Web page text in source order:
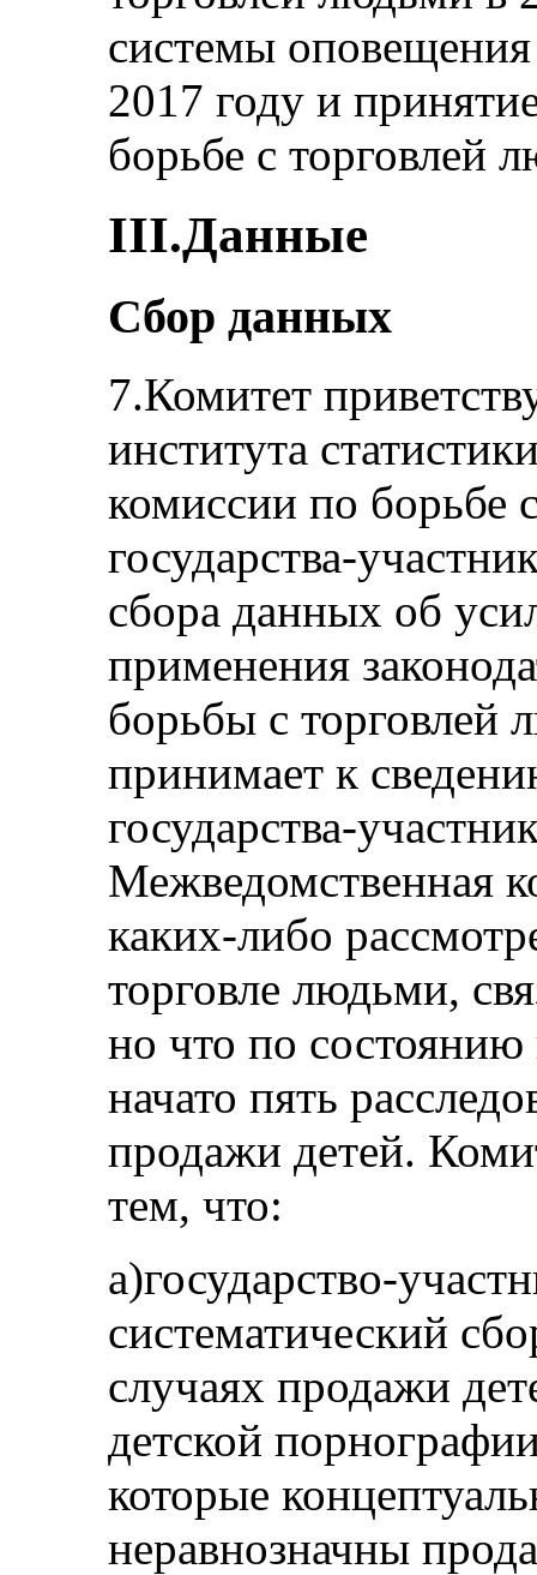
системы
2017 году и
борьбе с торговлей
III.Данные
Сбор данных
7.Комитет
института
комиссии по борьбе
государства-
сбора данных об
применения
борьбы с торговлей
принимает к
государства-
Межведомственная
каких-либо
торговле людьми,
но что по
начато пять
продажи детей.
тем, что:
a)государство-
систематический
случаях продажи
детской
которые
неравнозначны